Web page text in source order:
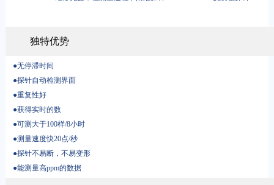
独特优势
●无停滞时间
●探针自动检测界面
●重复性好
●获得实时的数
●可测大于100样/8小时
●测量速度快20点/秒
●探针不易断，不易变形
●能测量高ppm的数据